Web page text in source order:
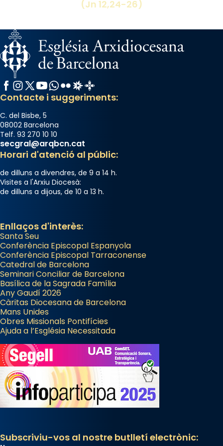
diablesses amb música i ball propis. Festa
«Si vols saber què és calor, ves per les
Santes a Mataró»🥵.
Photo
View on Facebook Share
(Jn 12,24-26)
Facebook
Instagram
X / Twitter
YouTube
WhatsApp
FlickrRadio Estel
Catalunya Cristiana
Contacte i suggeriments:
C. del Bisbe, 5
08002 Barcelona
Telf. 93 270 10 10
secgral@arqbcn.cat
Horari d'atenció al públic:
de dilluns a divendres, de 9 a 14 h.
Visites a l'Arxiu Diocesà:
de dilluns a dijous, de 10 a 13 h.
Enllaços d'interès:
Santa Seu
Conferència Episcopal Espanyola
Conferència Episcopal Tarraconense
Catedral de Barcelona
Seminari Conciliar de Barcelona
Basílica de la Sagrada Família
Any Gaudí 2026
Càritas Diocesana de Barcelona
Mans Unides
Obres Missionals Pontifícies
Ajuda a l’Església Necessitada
Subscriviu-vos al nostre butlletí electrònic: